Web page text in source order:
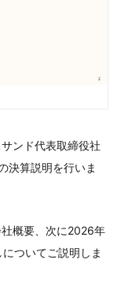
ンド代表取締役社
決算説明を行いま
概要、次に2026年
ついてご説明しま